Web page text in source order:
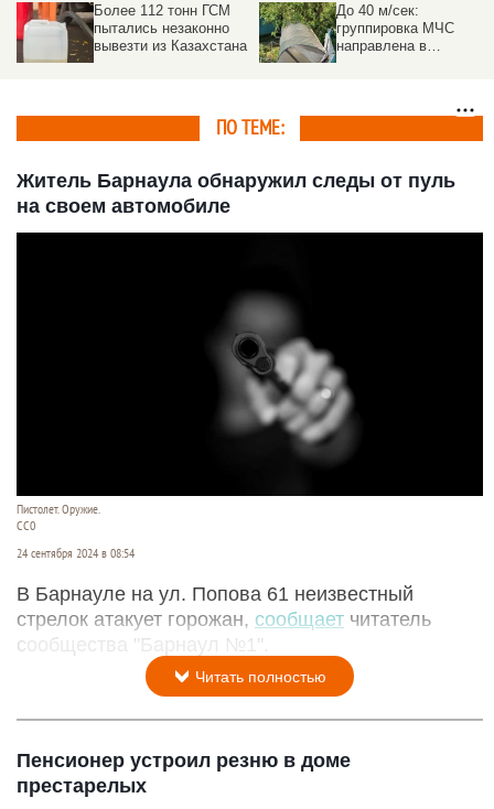
Более 112 тонн ГСМ
пытались незаконно
вывезти из Казахстана
До 40 м/сек:
группировка МЧС
направлена в
ПО ТЕМЕ:
Житель Барнаула обнаружил следы от пуль
на своем автомобиле
Пистолет. Оружие.
CC0
24 сентября 2024 в 08:54
В Барнауле на ул. Попова 61 неизвестный
стрелок атакует горожан, сообщает читатель
сообщества "Барнаул №1".
Читать полностью
Пенсионер устроил резню в доме
престарелых